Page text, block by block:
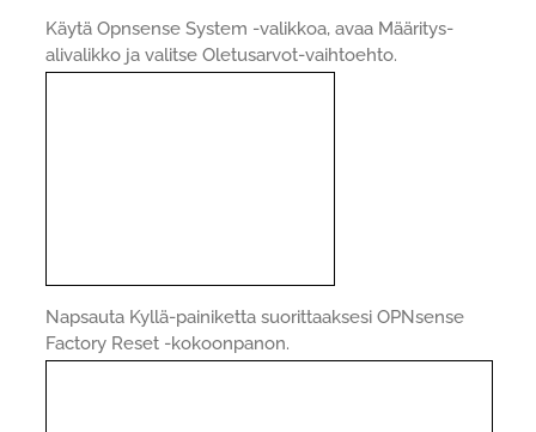
Käytä Opnsense System -valikkoa, avaa Määritys-
alivalikko ja valitse Oletusarvot-vaihtoehto.
Napsauta Kyllä-painiketta suorittaaksesi OPNsense
Factory Reset -kokoonpanon.